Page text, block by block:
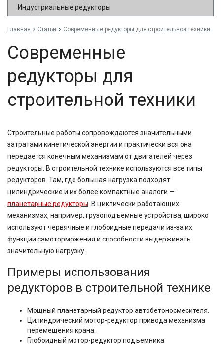
Индустриальные редукторы
Главная Статьи Современные редукторы для строительной техники
Современные
редукторы для
строительной техники
Строительные работы сопровождаются значительными
затратами кинетической энергии и практически вся она
передается конечным механизмам от двигателей через
редукторы. В строительной технике используются все типы
редукторов. Там, где большая нагрузка подходят
цилиндрические и их более компактные аналоги —
планетарные редукторы . В циклически работающих
механизмах, например, грузоподъемные устройства, широко
используют червячные и глобоидные передачи из-за их
функции самоторможения и способности выдерживать
значительную нагрузку.
Примеры использования
редукторов в строительной технике
Мощный планетарный редуктор автобетоносмесителя.
Цилиндрический мотор-редуктор привода механизма
перемещения крана.
Глобоидный мотор-редуктор подъемника